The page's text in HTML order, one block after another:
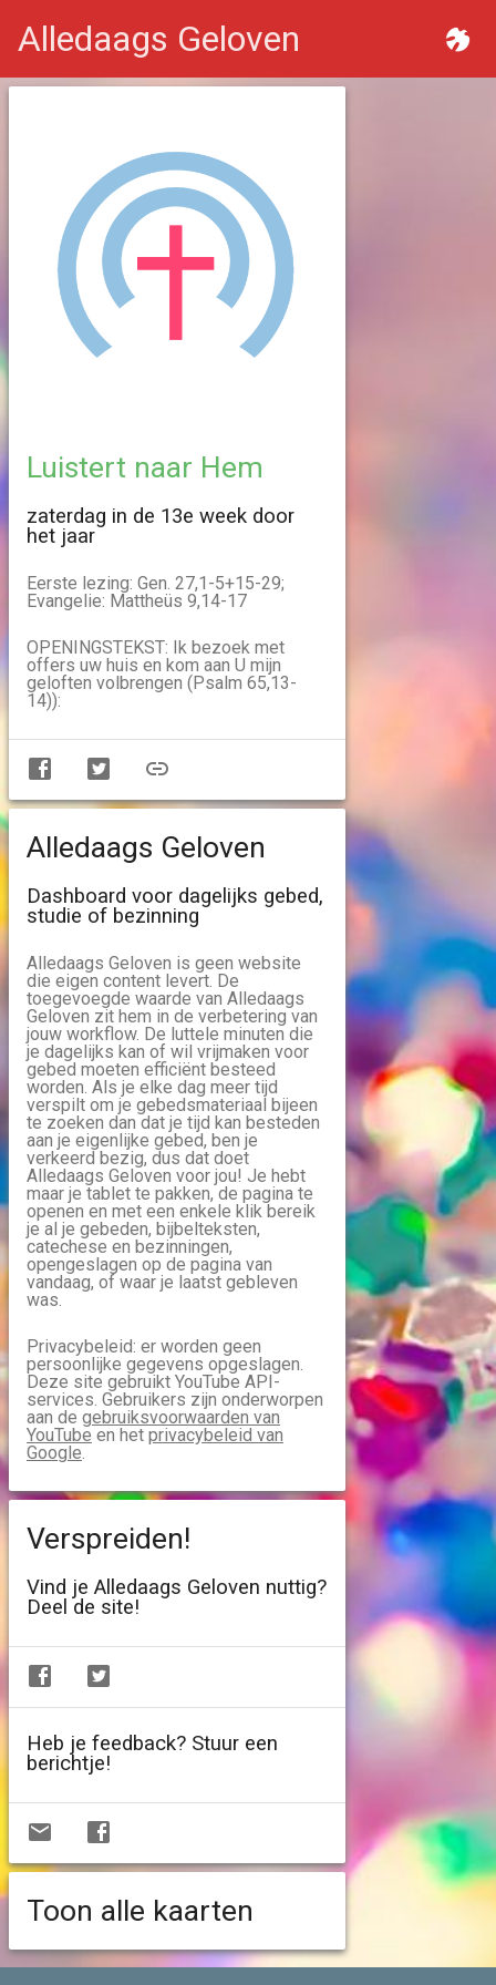
Alledaags Geloven
Luistert naar Hem
zaterdag in de 13e week door
het jaar
Eerste lezing: Gen. 27,1-5+15-29;
Evangelie: Mattheüs 9,14-17
OPENINGSTEKST: Ik bezoek met
offers uw huis en kom aan U mijn
geloften volbrengen (Psalm 65,13-
14)):
Alledaags Geloven
Dashboard voor dagelijks gebed,
studie of bezinning
Alledaags Geloven is geen website
die eigen content levert. De
toegevoegde waarde van Alledaags
Geloven zit hem in de verbetering van
jouw workflow. De luttele minuten die
je dagelijks kan of wil vrijmaken voor
gebed moeten efficiënt besteed
worden. Als je elke dag meer tijd
verspilt om je gebedsmateriaal bijeen
te zoeken dan dat je tijd kan besteden
aan je eigenlijke gebed, ben je
verkeerd bezig, dus dat doet
Alledaags Geloven voor jou! Je hebt
maar je tablet te pakken, de pagina te
openen en met een enkele klik bereik
je al je gebeden, bijbelteksten,
catechese en bezinningen,
opengeslagen op de pagina van
vandaag, of waar je laatst gebleven
was.
Privacybeleid: er worden geen
persoonlijke gegevens opgeslagen.
Deze site gebruikt YouTube API-
services. Gebruikers zijn onderworpen
aan de gebruiksvoorwaarden van
YouTube en het privacybeleid van
Google.
Verspreiden!
Vind je Alledaags Geloven nuttig?
Deel de site!
Heb je feedback? Stuur een
berichtje!
Toon alle kaarten